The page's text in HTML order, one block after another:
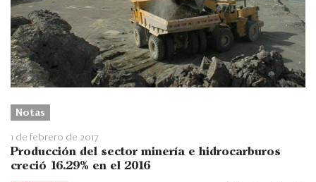
Notas
1 de febrero de 2017
Producción del sector minería e hidrocarburos
creció 16.29% en el 2016